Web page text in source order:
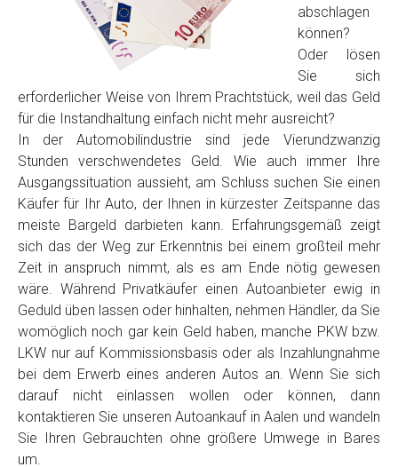
abschlagen
können?
Oder lösen
Sie sich
erforderlicher Weise von Ihrem Prachtstück, weil das Geld
für die Instandhaltung einfach nicht mehr ausreicht?
In der Automobilindustrie sind jede Vierundzwanzig
Stunden verschwendetes Geld. Wie auch immer Ihre
Ausgangssituation aussieht, am Schluss suchen Sie einen
Käufer für Ihr Auto, der Ihnen in kürzester Zeitspanne das
meiste Bargeld darbieten kann. Erfahrungsgemäß zeigt
sich das der Weg zur Erkenntnis bei einem großteil mehr
Zeit in anspruch nimmt, als es am Ende nötig gewesen
wäre. Während Privatkäufer einen Autoanbieter ewig in
Geduld üben lassen oder hinhalten, nehmen Händler, da Sie
womöglich noch gar kein Geld haben, manche PKW bzw.
LKW nur auf Kommissionsbasis oder als Inzahlungnahme
bei dem Erwerb eines anderen Autos an. Wenn Sie sich
darauf nicht einlassen wollen oder können, dann
kontaktieren Sie unseren Autoankauf in Aalen und wandeln
Sie Ihren Gebrauchten ohne größere Umwege in Bares
um.